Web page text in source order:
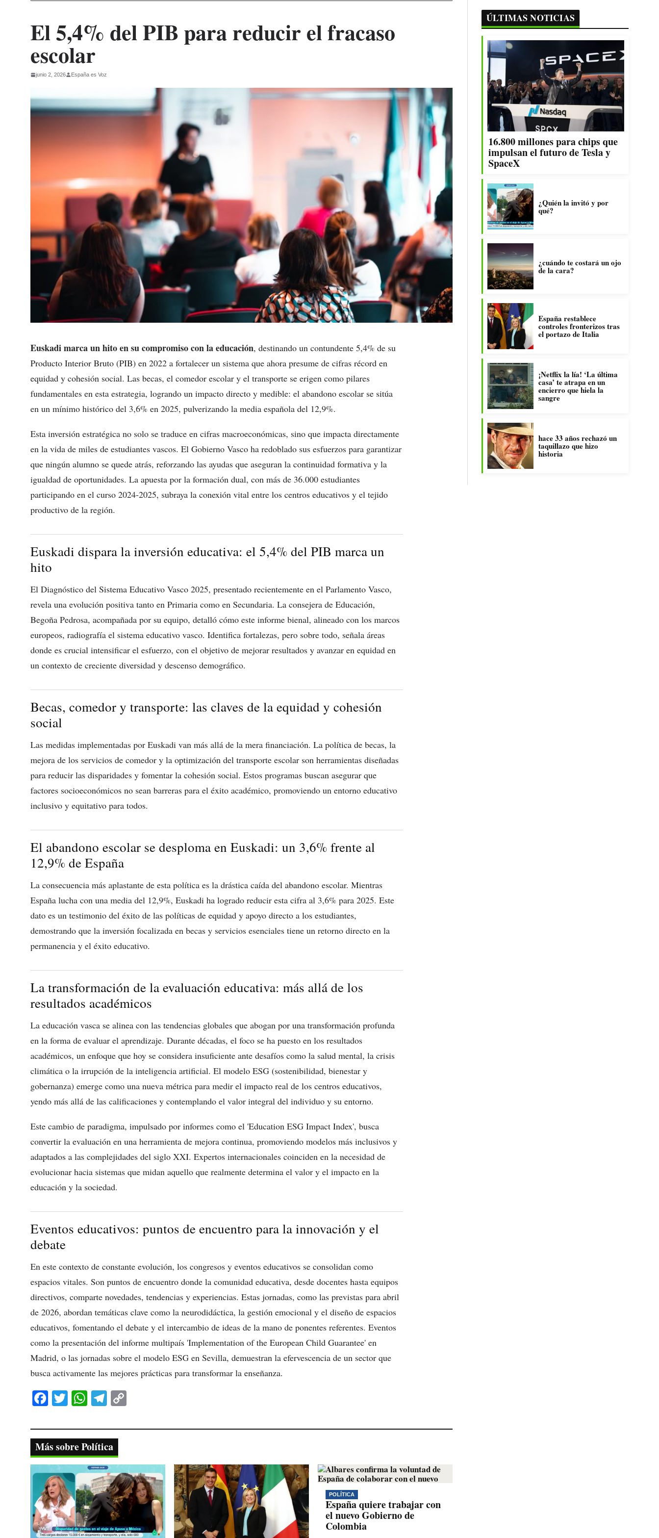
El 5,4% del PIB para reducir el fracaso
escolar
junio 2, 2026 España es Voz
Euskadi marca un hito en su compromiso con la educación, destinando un contundente 5,4% de su
Producto Interior Bruto (PIB) en 2022 a fortalecer un sistema que ahora presume de cifras récord en
equidad y cohesión social. Las becas, el comedor escolar y el transporte se erigen como pilares
fundamentales en esta estrategia, logrando un impacto directo y medible: el abandono escolar se sitúa
en un mínimo histórico del 3,6% en 2025, pulverizando la media española del 12,9%.
Esta inversión estratégica no solo se traduce en cifras macroeconómicas, sino que impacta directamente
en la vida de miles de estudiantes vascos. El Gobierno Vasco ha redoblado sus esfuerzos para garantizar
que ningún alumno se quede atrás, reforzando las ayudas que aseguran la continuidad formativa y la
igualdad de oportunidades. La apuesta por la formación dual, con más de 36.000 estudiantes
participando en el curso 2024-2025, subraya la conexión vital entre los centros educativos y el tejido
productivo de la región.
Euskadi dispara la inversión educativa: el 5,4% del PIB marca un
hito
El Diagnóstico del Sistema Educativo Vasco 2025, presentado recientemente en el Parlamento Vasco,
revela una evolución positiva tanto en Primaria como en Secundaria. La consejera de Educación,
Begoña Pedrosa, acompañada por su equipo, detalló cómo este informe bienal, alineado con los marcos
europeos, radiografía el sistema educativo vasco. Identifica fortalezas, pero sobre todo, señala áreas
donde es crucial intensificar el esfuerzo, con el objetivo de mejorar resultados y avanzar en equidad en
un contexto de creciente diversidad y descenso demográfico.
Becas, comedor y transporte: las claves de la equidad y cohesión
social
Las medidas implementadas por Euskadi van más allá de la mera financiación. La política de becas, la
mejora de los servicios de comedor y la optimización del transporte escolar son herramientas diseñadas
para reducir las disparidades y fomentar la cohesión social. Estos programas buscan asegurar que
factores socioeconómicos no sean barreras para el éxito académico, promoviendo un entorno educativo
inclusivo y equitativo para todos.
El abandono escolar se desploma en Euskadi: un 3,6% frente al
12,9% de España
La consecuencia más aplastante de esta política es la drástica caída del abandono escolar. Mientras
España lucha con una media del 12,9%, Euskadi ha logrado reducir esta cifra al 3,6% para 2025. Este
dato es un testimonio del éxito de las políticas de equidad y apoyo directo a los estudiantes,
demostrando que la inversión focalizada en becas y servicios esenciales tiene un retorno directo en la
permanencia y el éxito educativo.
La transformación de la evaluación educativa: más allá de los
resultados académicos
La educación vasca se alinea con las tendencias globales que abogan por una transformación profunda
en la forma de evaluar el aprendizaje. Durante décadas, el foco se ha puesto en los resultados
académicos, un enfoque que hoy se considera insuficiente ante desafíos como la salud mental, la crisis
climática o la irrupción de la inteligencia artificial. El modelo ESG (sostenibilidad, bienestar y
gobernanza) emerge como una nueva métrica para medir el impacto real de los centros educativos,
yendo más allá de las calificaciones y contemplando el valor integral del individuo y su entorno.
Este cambio de paradigma, impulsado por informes como el 'Education ESG Impact Index', busca
convertir la evaluación en una herramienta de mejora continua, promoviendo modelos más inclusivos y
adaptados a las complejidades del siglo XXI. Expertos internacionales coinciden en la necesidad de
evolucionar hacia sistemas que midan aquello que realmente determina el valor y el impacto en la
educación y la sociedad.
Eventos educativos: puntos de encuentro para la innovación y el
debate
En este contexto de constante evolución, los congresos y eventos educativos se consolidan como
espacios vitales. Son puntos de encuentro donde la comunidad educativa, desde docentes hasta equipos
directivos, comparte novedades, tendencias y experiencias. Estas jornadas, como las previstas para abril
de 2026, abordan temáticas clave como la neurodidáctica, la gestión emocional y el diseño de espacios
educativos, fomentando el debate y el intercambio de ideas de la mano de ponentes referentes. Eventos
como la presentación del informe multipaís 'Implementation of the European Child Guarantee' en
Madrid, o las jornadas sobre el modelo ESG en Sevilla, demuestran la efervescencia de un sector que
busca activamente las mejores prácticas para transformar la enseñanza.
Fa
bo
ok
T
tte
r
W
ts
A
pp
Te
gr
a
m
y
nk
Más sobre Política
POLÍTICA
España quiere trabajar con
el nuevo Gobierno de
Colombia
ÚLTIMAS NOTICIAS
16.800 millones para chips que
impulsan el futuro de Tesla y
SpaceX
¿Quién la invitó y por
qué?
¿cuándo te costará un ojo
de la cara?
España restablece
controles fronterizos tras
el portazo de Italia
¡Netflix la lía! ‘La última
casa’ te atrapa en un
encierro que hiela la
sangre
hace 33 años rechazó un
taquillazo que hizo
historia